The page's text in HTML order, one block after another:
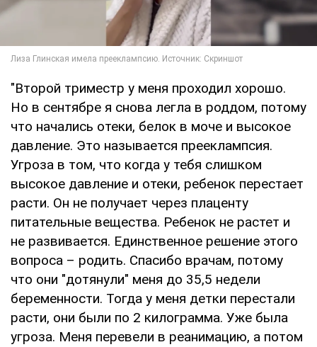
"Второй триместр у меня проходил хорошо.
Но в сентябре я снова легла в роддом, потому
что начались отеки, белок в моче и высокое
давление. Это называется прееклампсия.
Угроза в том, что когда у тебя слишком
высокое давление и отеки, ребенок перестает
расти. Он не получает через плаценту
питательные вещества. Ребенок не растет и
не развивается. Единственное решение этого
вопроса – родить. Спасибо врачам, потому
что они "дотянули" меня до 35,5 недели
беременности. Тогда у меня детки перестали
расти, они были по 2 килограмма. Уже была
угроза. Меня перевели в реанимацию, а потом